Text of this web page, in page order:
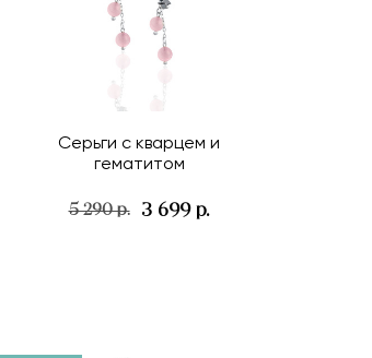
Серьги с кварцем и
гематитом
5 290 р. 3 699 р.